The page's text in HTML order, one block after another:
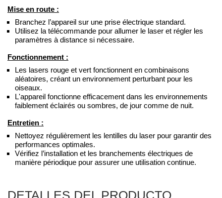
Mise en route :
Branchez l’appareil sur une prise électrique standard.
Utilisez la télécommande pour allumer le laser et régler les
paramètres à distance si nécessaire.
Fonctionnement :
Les lasers rouge et vert fonctionnent en combinaisons
aléatoires, créant un environnement perturbant pour les
oiseaux.
L'appareil fonctionne efficacement dans les environnements
faiblement éclairés ou sombres, de jour comme de nuit.
Entretien :
Nettoyez régulièrement les lentilles du laser pour garantir des
performances optimales.
Vérifiez l’installation et les branchements électriques de
manière périodique pour assurer une utilisation continue.
DETALLES DEL PRODUCTO